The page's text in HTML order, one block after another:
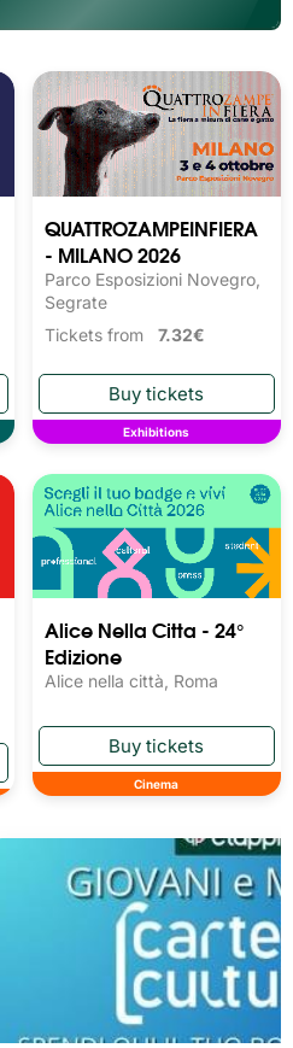
QUATTROZAMPEINFIERA
- MILANO 2026
Parco Esposizioni Novegro,
Segrate
Tickets from 7.32€
Exhibitions
Alice Nella Citta - 24°
Edizione
Alice nella città, Roma
Cinema